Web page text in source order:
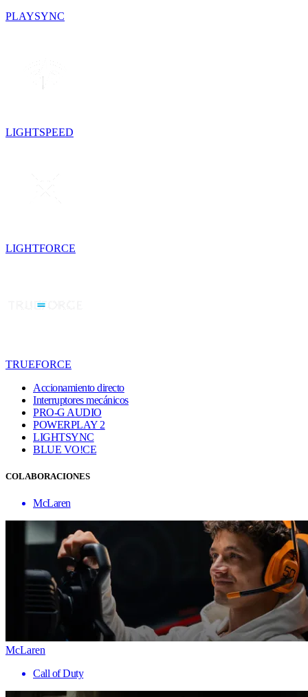
PLAYSYNC
LIGHTSPEED
LIGHTFORCE
TRUEFORCE
Accionamiento directo
Interruptores mecánicos
PRO-G AUDIO
POWERPLAY 2
LIGHTSYNC
BLUE VO!CE
COLABORACIONES
McLaren
McLaren
Call of Duty